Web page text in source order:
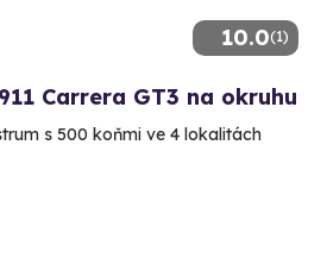
10.0(1)
Carrera GT3 na okruhu
s 500 koňmi ve 4 lokalitách